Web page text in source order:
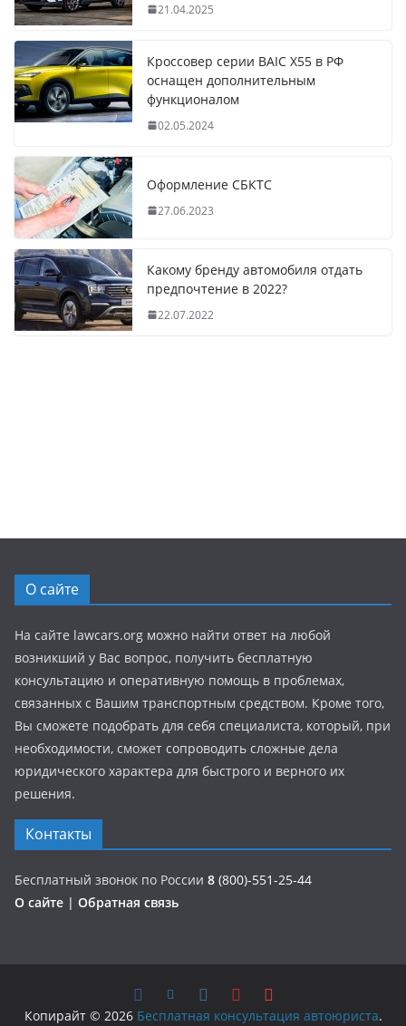
21.04.2025
Кроссовер серии BAIC X55 в РФ
оснащен дополнительным
функционалом
02.05.2024
Оформление СБКТС
27.06.2023
Какому бренду автомобиля отдать
предпочтение в 2022?
22.07.2022
О сайте
На сайте lawcars.org можно найти ответ на любой
возникший у Вас вопрос, получить бесплатную
консультацию и оперативную помощь в проблемах,
связанных с Вашим транспортным средством. Кроме того,
Вы сможете подобрать для себя специалиста, который, при
необходимости, сможет сопроводить сложные дела
юридического характера для быстрого и верного их
решения.
Контакты
Бесплатный звонок по России 8 (800)-551-25-44
О сайте | Обратная связь
Копирайт © 2026 Бесплатная консультация автоюриста.